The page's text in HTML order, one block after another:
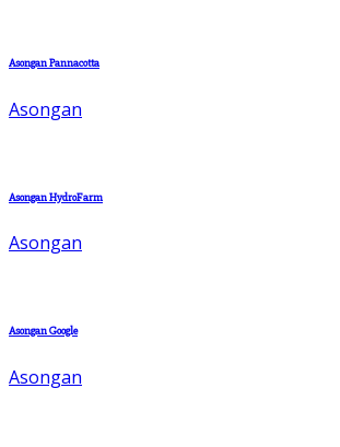
Asongan Pannacotta
Asongan
Asongan HydroFarm
Asongan
Asongan Google
Asongan